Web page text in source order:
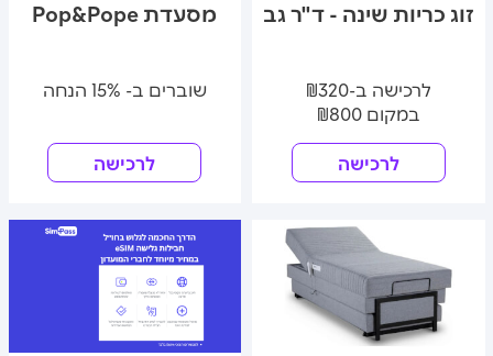
מסעדת Pop&Pope
שוברים ב- 15% הנחה
לרכישה
זוג כריות שינה - ד"ר גב
לרכישה ב-₪320
במקום ₪800
לרכישה